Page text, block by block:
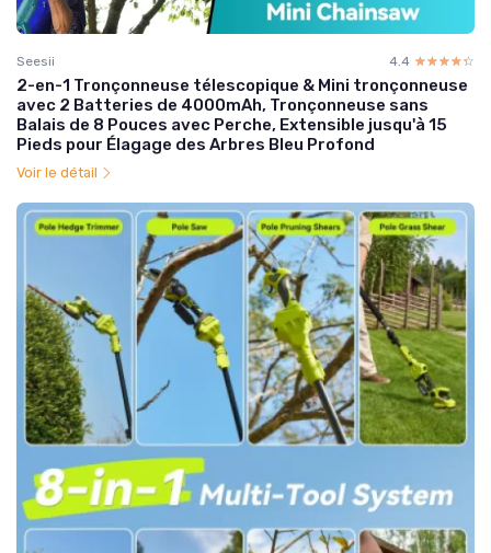
Seesii 4.4 ☆☆☆☆☆
★★★★★
2-en-1 Tronçonneuse télescopique & Mini tronçonneuse
avec 2 Batteries de 4000mAh, Tronçonneuse sans
Balais de 8 Pouces avec Perche, Extensible jusqu'à 15
Pieds pour Élagage des Arbres Bleu Profond
Voir le détail